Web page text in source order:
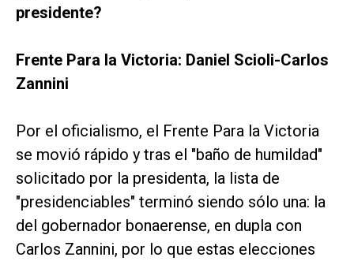
presidente?
Frente Para la Victoria: Daniel Scioli-Carlos
Zannini
Por el oficialismo, el Frente Para la Victoria
se movió rápido y tras el "baño de humildad"
solicitado por la presidenta, la lista de
"presidenciables" terminó siendo sólo una: la
del gobernador bonaerense, en dupla con
Carlos Zannini, por lo que estas elecciones